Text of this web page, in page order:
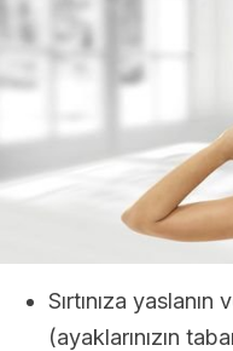
Sırtınıza
(ayaklarınızın